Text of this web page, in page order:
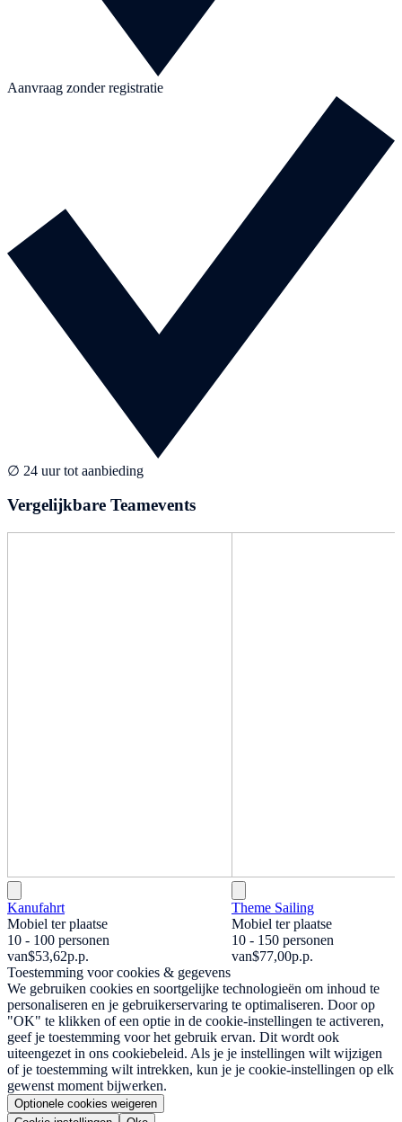
Aanvraag zonder registratie
∅ 24 uur tot aanbieding
Vergelijkbare Teamevents
Kanufahrt
Mobiel ter plaatse
10 - 100 personen
van$53,62p.p.
Theme Sailing
Mobiel ter plaatse
10 - 150 personen
van$77,00p.p.
Toestemming voor cookies & gegevens
We gebruiken cookies en soortgelijke technologieën om inhoud te
personaliseren en je gebruikerservaring te optimaliseren. Door op
"OK" te klikken of een optie in de cookie-instellingen te activeren,
geef je toestemming voor het gebruik ervan. Dit wordt ook
uiteengezet in ons cookiebeleid. Als je je instellingen wilt wijzigen
of je toestemming wilt intrekken, kun je je cookie-instellingen op elk
gewenst moment bijwerken.
Optionele cookies weigeren